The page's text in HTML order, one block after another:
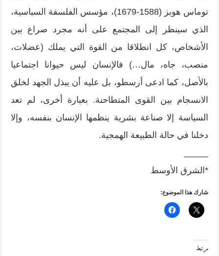
توماس هوبز (1588-1679)، مؤسس الفلسفة السياسية،
الذي سينظر إلى المجتمع على أنه مجرد صراع بين
الأشخاص، كل انطلاقا من القوة التي يملك (عضلات،
منصب، جاه، مال…) فالإنسان ليس حيوانا اجتماعيا
بالأصل، كما ادعى أرسطو، بل عليه أن يبذل الجهد لخلق
الانسجام بين القوى المتطاحنة. بعبارة أخرى، لم تعد
السياسة إلا صناعة بشرية ينظمها الإنسان بنفسه، وإلا
دخلنا في حالة الطبيعة الهمجية.
*الشرق الأوسط
شارك هذا الموضوع:
مرتبط